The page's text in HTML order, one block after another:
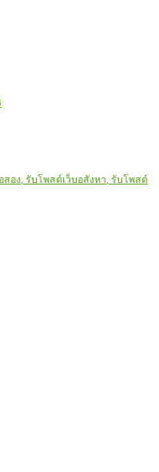
อง, รับโพสต์เว็บอสังหา, รับโพสต์